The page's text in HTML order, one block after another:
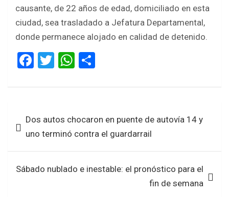
causante, de 22 años de edad, domiciliado en esta
ciudad, sea trasladado a Jefatura Departamental,
donde permanece alojado en calidad de detenido.
F
ce
o
o
k
T
tt
W
at
A
p
p
ar
de Dos autos chocaron en puente de autovía 14 y
uno terminó contra el guardarrail
Sábado nublado e inestable: el pronóstico para el
fin de semana